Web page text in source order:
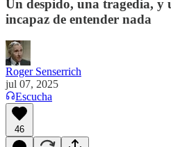
Un despido, una tragedia, y
incapaz de entender nada
Roger Senserrich
jul 07, 2025
Escucha
46